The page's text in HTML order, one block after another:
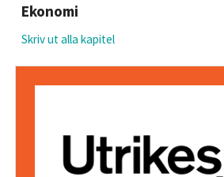
Ekonomi
Skriv ut alla kapitel